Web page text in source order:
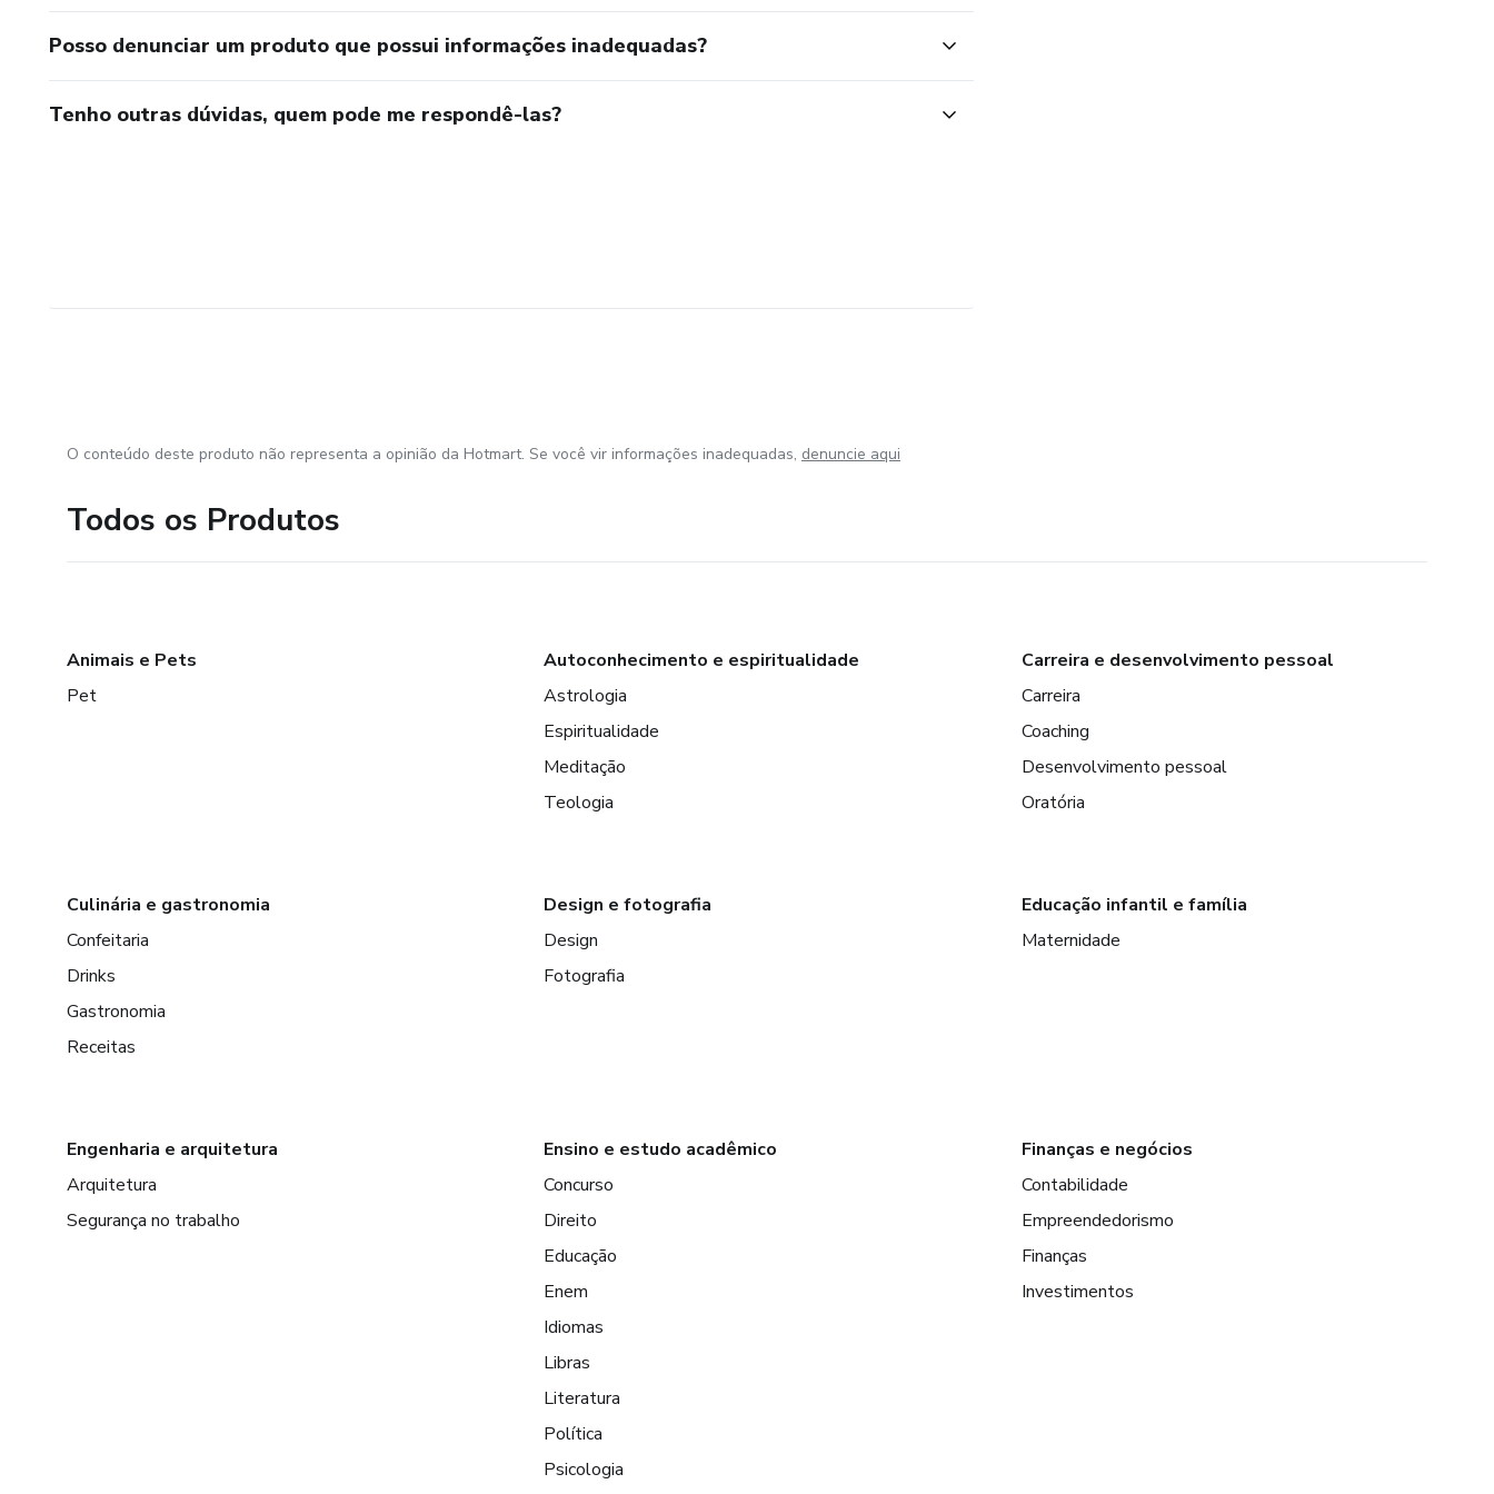
Posso denunciar um produto que possui informações inadequadas?
Tenho outras dúvidas, quem pode me respondê-las?
O conteúdo deste produto não representa a opinião da Hotmart. Se você vir informações inadequadas, denuncie aqui
Todos os Produtos
Animais e Pets
Pet
Autoconhecimento e espiritualidade
Astrologia
Espiritualidade
Meditação
Teologia
Carreira e desenvolvimento pessoal
Carreira
Coaching
Desenvolvimento pessoal
Oratória
Culinária e gastronomia
Confeitaria
Drinks
Gastronomia
Receitas
Design e fotografia
Design
Fotografia
Educação infantil e família
Maternidade
Engenharia e arquitetura
Arquitetura
Segurança no trabalho
Ensino e estudo acadêmico
Concurso
Direito
Educação
Enem
Idiomas
Libras
Literatura
Política
Psicologia
Finanças e negócios
Contabilidade
Empreendedorismo
Finanças
Investimentos